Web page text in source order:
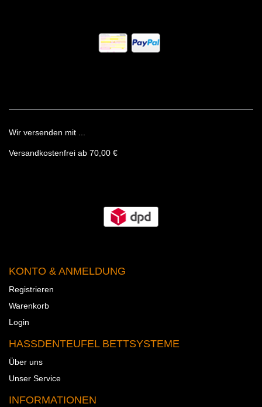
Wir versenden mit ...
Versandkostenfrei ab 70,00 €
KONTO & ANMELDUNG
Registrieren
Warenkorb
Login
HASSDENTEUFEL BETTSYSTEME
Über uns
Unser Service
INFORMATIONEN